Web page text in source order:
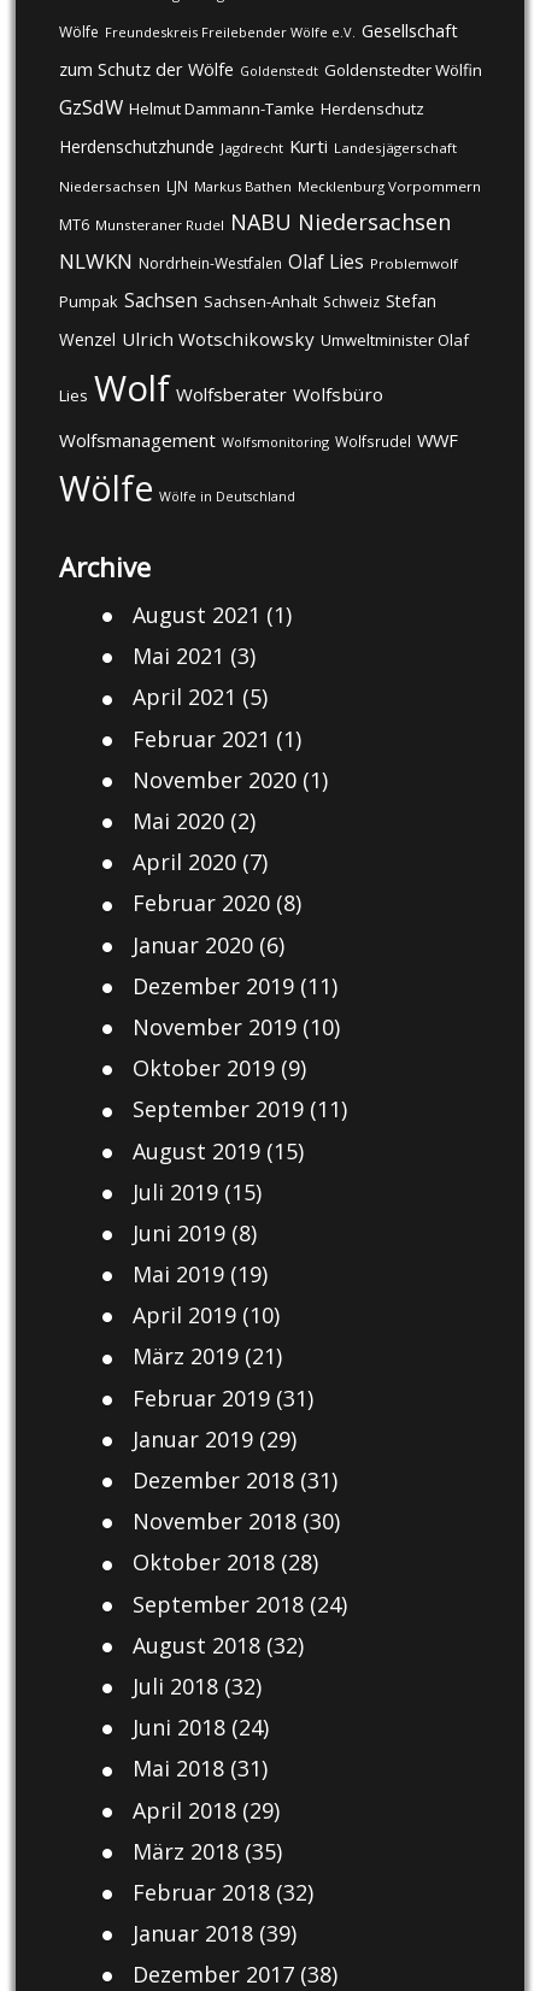
Wölfe Freundeskreis Freilebender Wölfe e.V. Gesellschaft
zum Schutz der Wölfe Goldenstedt Goldenstedter Wölfin
GzSdW Helmut Dammann-Tamke Herdenschutz
Herdenschutzhunde Jagdrecht Kurti Landesjägerschaft
Niedersachsen LJN Markus Bathen Mecklenburg Vorpommern
MT6 Munsteraner Rudel NABU Niedersachsen
NLWKN Nordrhein-Westfalen Olaf Lies Problemwolf
Pumpak Sachsen Sachsen-Anhalt Schweiz Stefan
Wenzel Ulrich Wotschikowsky Umweltminister Olaf
Lies Wolf Wolfsberater Wolfsbüro
Wolfsmanagement Wolfsmonitoring Wolfsrudel WWF
Wölfe Wölfe in Deutschland
Archive
August 2021 (1)
Mai 2021 (3)
April 2021 (5)
Februar 2021 (1)
November 2020(1)
Mai 2020(2)
April 2020(7)
Februar 2020(8)
Januar 2020(6)
Dezember 2019(11)
November 2019(10)
Oktober 2019(9)
September 2019(11)
August 2019(15)
Juli 2019(15)
Juni 2019(8)
Mai 2019(19)
April 2019(10)
März 2019(21)
Februar 2019(31)
Januar 2019(29)
Dezember 2018(31)
November 2018(30)
Oktober 2018(28)
September 2018(24)
August 2018(32)
Juli 2018(32)
Juni 2018(24)
Mai 2018(31)
April 2018(29)
März 2018(35)
Februar 2018(32)
Januar 2018(39)
Dezember 2017(38)